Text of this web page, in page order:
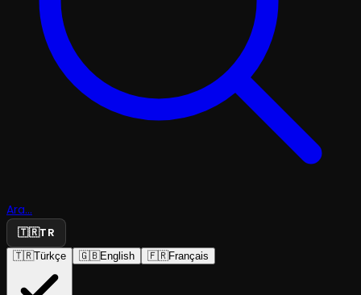
Ara...
🇹🇷TR
🇹🇷Türkçe 🇬🇧English 🇫🇷Français